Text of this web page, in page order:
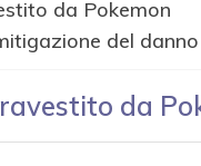
da Pokemon
del danno
da